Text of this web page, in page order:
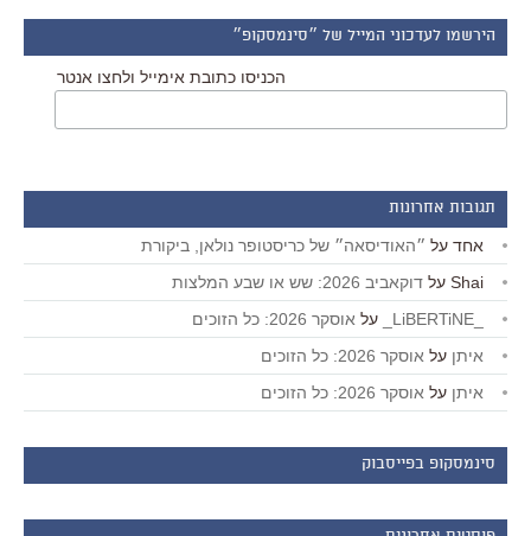
הירשמו לעדכוני המייל של ״סינמסקופ״
הכניסו כתובת אימייל ולחצו אנטר
תגובות אחרונות
אחד על ״האודיסאה״ של כריסטופר נולאן, ביקורת
Shai על דוקאביב 2026: שש או שבע המלצות
על אוסקר 2026: כל הזוכים
איתן על אוסקר 2026: כל הזוכים
איתן על אוסקר 2026: כל הזוכים
סינמסקופ בפייסבוק